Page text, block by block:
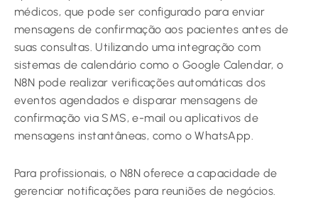
médicos, que pode ser configurado para enviar
mensagens de confirmação aos pacientes antes de
suas consultas. Utilizando uma integração com
sistemas de calendário como o Google Calendar, o
N8N pode realizar verificações automáticas dos
eventos agendados e disparar mensagens de
confirmação via SMS, e-mail ou aplicativos de
mensagens instantâneas, como o WhatsApp.
Para profissionais, o N8N oferece a capacidade de
gerenciar notificações para reuniões de negócios.